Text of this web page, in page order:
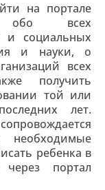
на портале
обо всех
и социальных
и науки, о
всех
получить
той или
лет.
необходимые
ребенка в
через портал